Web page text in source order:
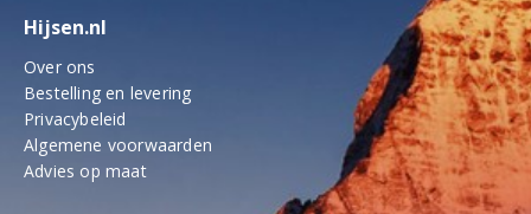
Hijsen.nl
Over ons
Bestelling en levering
Privacybeleid
Algemene voorwaarden
Advies op maat